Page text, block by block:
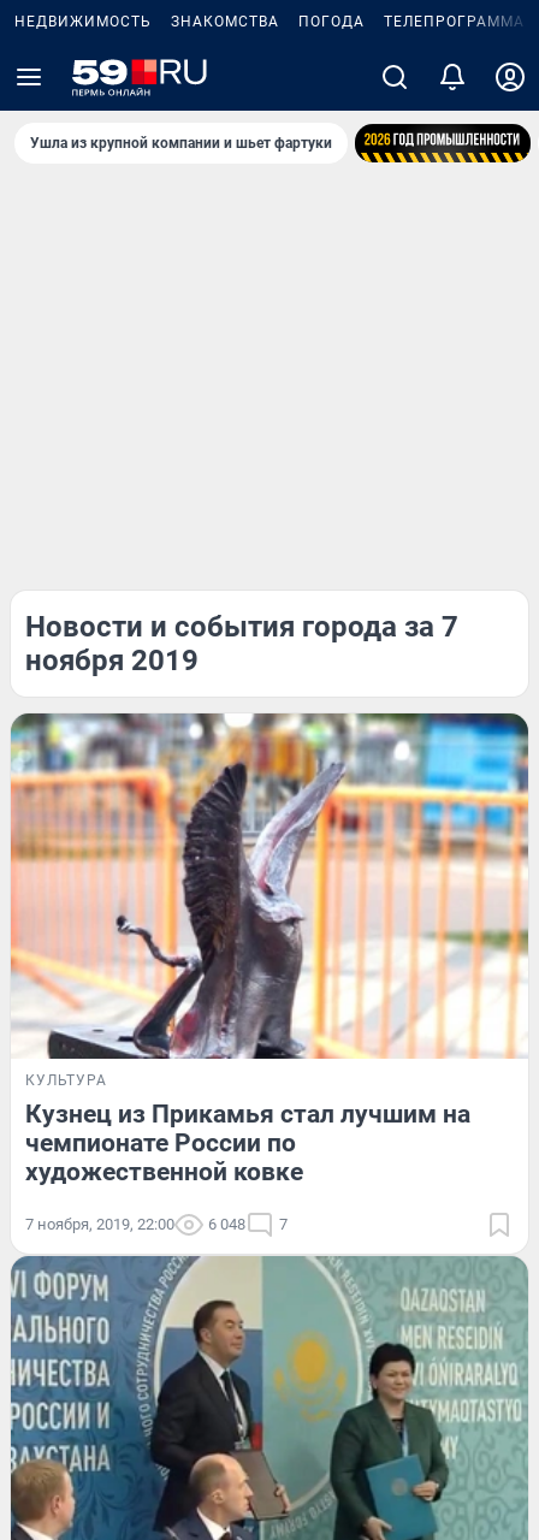
НЕДВИЖИМОСТЬ ЗНАКОМСТВА ПОГОДА ТЕЛЕПРОГРАММА
Ушла из крупной компании и шьет фартуки
Новости и события города за 7
ноября 2019
КУЛЬТУРА
Кузнец из Прикамья стал лучшим на
чемпионате России по
художественной ковке
7 ноября, 2019, 22:00 6 048 7